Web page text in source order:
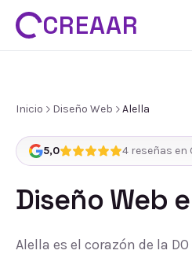
CREAAR
Inicio Diseño Web Alella
5,0 4 reseñas en
Diseño Web
Alella es el corazón de la